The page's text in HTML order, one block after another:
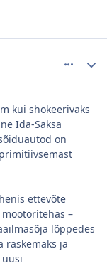
kui shokeerivaks
Ida-Saksa
on
ettevõte
–
lõppedes
ja